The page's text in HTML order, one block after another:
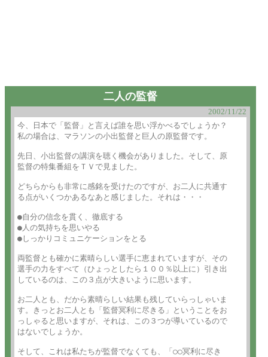
二人の監督
2002/11/22
今、日本で「監督」と言えば誰を思い浮かべるでしょうか？
私の場合は、マラソンの小出監督と巨人の原監督です。
先日、小出監督の講演を聴く機会がありました。そして、原
監督の特集番組をＴＶで見ました。
どちらからも非常に感銘を受けたのですが、お二人に共通す
る点がいくつかあるなあと感じました。それは・・・
●自分の信念を貫く、徹底する
●人の気持ちを思いやる
●しっかりコミュニケーションをとる
両監督とも確かに素晴らしい選手に恵まれていますが、その
選手の力をすべて（ひょっとしたら１００％以上に）引き出
しているのは、この３点が大きいように思います。
お二人とも、だから素晴らしい結果も残していらっしゃいま
す。きっとお二人とも「監督冥利に尽きる」ということをお
っしゃると思いますが、それは、この３つが導いているので
はないでしょうか。
そして、これは私たちが監督でなくても、「○○冥利に尽き